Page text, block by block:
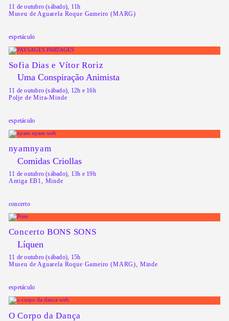
11 de outubro (sábado), 11h
Museu de Aguarela Roque Gameiro (MARG)
espetáculo
Sofia Dias e Vítor Roriz
Uma Conspiração Animista
11 de outubro (sábado), 12h e 16h
Polje de Mira-Minde
espetáculo
nyamnyam
Comidas Criollas
11 de outubro (sábado), 13h e 19h
Antiga EB1, Minde
concerto
Concerto BONS SONS
Líquen
11 de outubro (sábado), 15h
Museu de Aguarela Roque Gameiro (MARG), Minde
espetáculo
O Corpo da Dança